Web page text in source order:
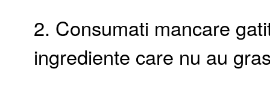
2. Consumati mancare
ingrediente care nu au